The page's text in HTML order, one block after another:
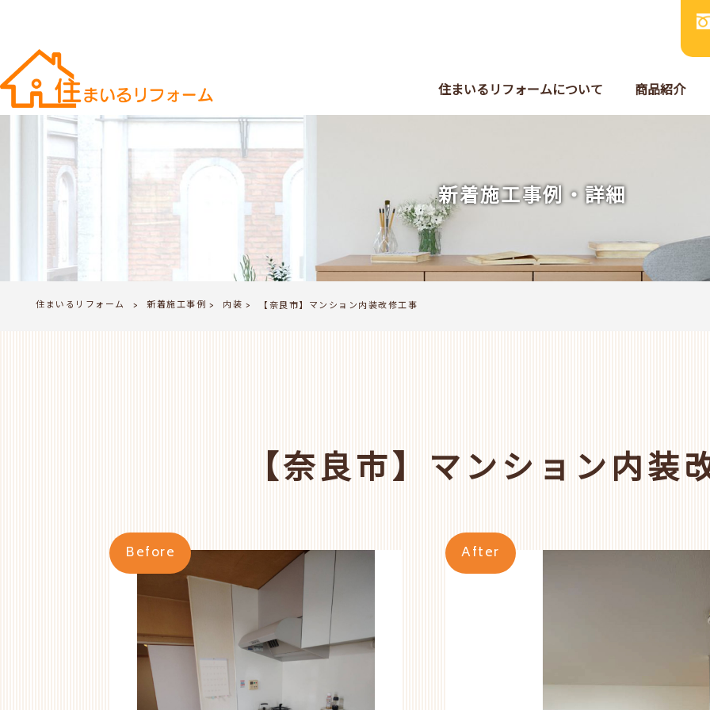
住まいるリフォームについて 商品紹介
新着施工事例・詳細
住まいるリフォーム > 新着施工事例 > 内装 > 【奈良市】マンション内装改修工事
【奈良市】マンション内装
Before After